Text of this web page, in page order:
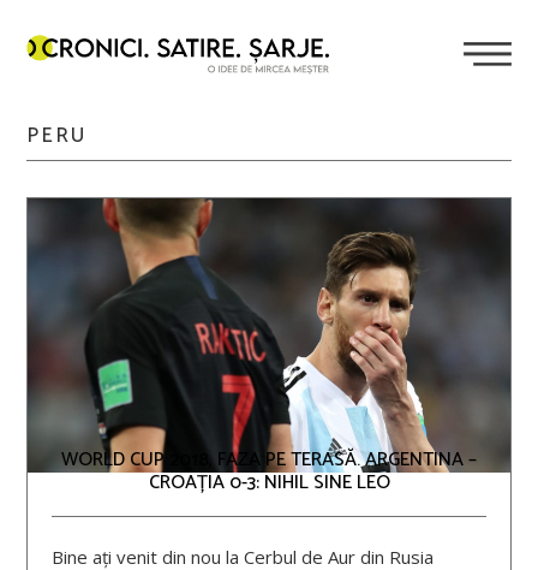
PERU
WORLD CUP 2018, FAZA PE TERASĂ. ARGENTINA –
CROAȚIA 0-3: NIHIL SINE LEO
Bine ați venit din nou la Cerbul de Aur din Rusia